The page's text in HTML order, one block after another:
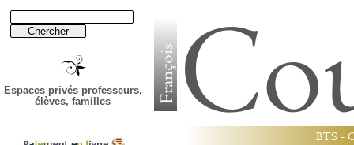
Espaces privés professeurs,
élèves, familles
BTS -